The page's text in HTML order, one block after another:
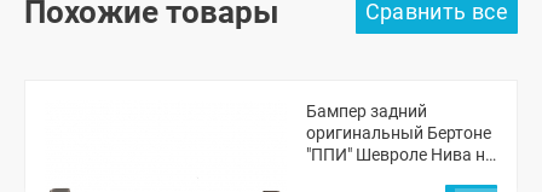
Похожие товары
Бампер задний
оригинальный Бертоне
"ППИ" Шевроле Нива н/